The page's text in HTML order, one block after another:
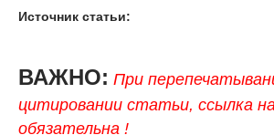
Источник статьи:
ВАЖНО: При
цитировании статьи, ссылка
обязательна !